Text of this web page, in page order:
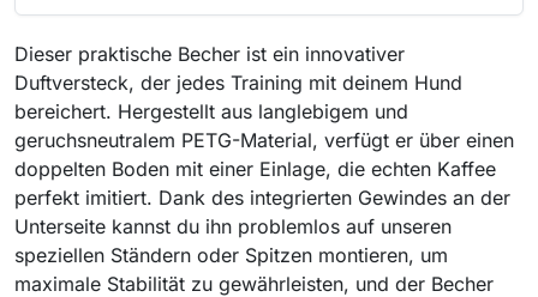
Dieser praktische Becher ist ein innovativer
Duftversteck, der jedes Training mit deinem Hund
bereichert. Hergestellt aus langlebigem und
geruchsneutralem PETG-Material, verfügt er über einen
doppelten Boden mit einer Einlage, die echten Kaffee
perfekt imitiert. Dank des integrierten Gewindes an der
Unterseite kannst du ihn problemlos auf unseren
speziellen Ständern oder Spitzen montieren, um
maximale Stabilität zu gewährleisten, und der Becher